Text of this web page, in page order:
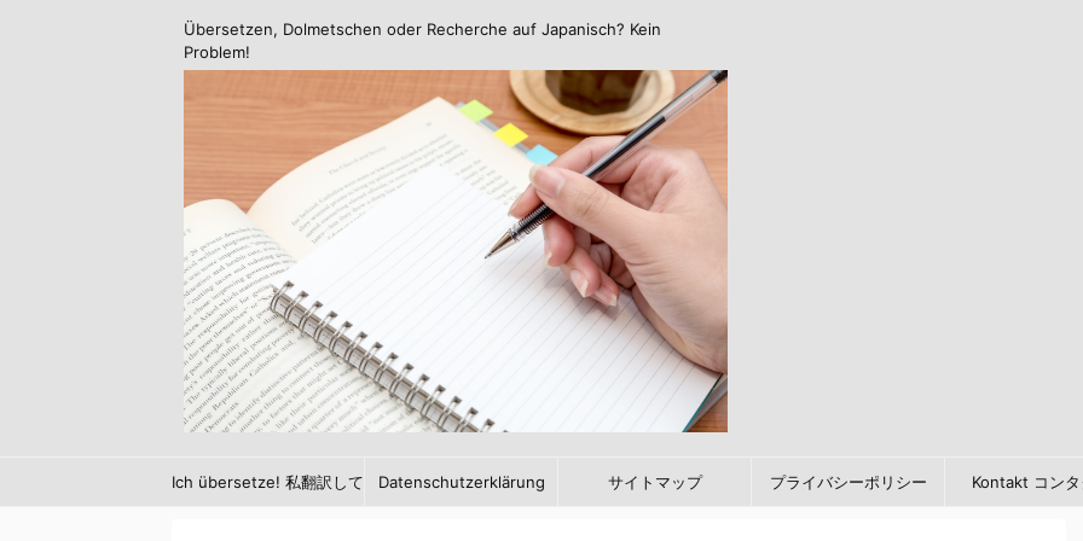
Übersetzen, Dolmetschen oder Recherche auf Japanisch? Kein
Problem!
Ich übersetze! 私翻訳して Datenschutzerklärung サイトマップ プライバシーポリシー Kontakt コン